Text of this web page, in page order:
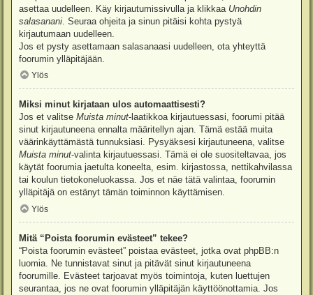
asettaa uudelleen. Käy kirjautumissivulla ja klikkaa Unohdin
salasanani . Seuraa ohjeita ja sinun pitäisi kohta pystyä
kirjautumaan uudelleen.
Jos et pysty asettamaan salasanaasi uudelleen, ota yhteyttä
foorumin ylläpitäjään.
Ylös
Miksi minut kirjataan ulos automaattisesti?
Jos et valitse Muista minut-laatikkoa kirjautuessasi, foorumi pitää
sinut kirjautuneena ennalta määritellyn ajan. Tämä estää muita
väärinkäyttämästä tunnuksiasi. Pysyäksesi kirjautuneena, valitse
Muista minut-valinta kirjautuessasi. Tämä ei ole suositeltavaa, jos
käytät foorumia jaetulta koneelta, esim. kirjastossa, nettikahvilassa
tai koulun tietokoneluokassa. Jos et näe tätä valintaa, foorumin
ylläpitäjä on estänyt tämän toiminnon käyttämisen.
Ylös
Mitä “Poista foorumin evästeet” tekee?
“Poista foorumin evästeet” poistaa evästeet, jotka ovat phpBB:n
luomia. Ne tunnistavat sinut ja pitävät sinut kirjautuneena
foorumille. Evästeet tarjoavat myös toimintoja, kuten luettujen
seurantaa, jos ne ovat foorumin ylläpitäjän käyttöönottamia. Jos